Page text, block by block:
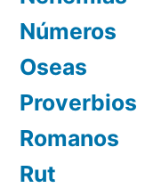
Números
Oseas
Proverbios
Romanos
Rut